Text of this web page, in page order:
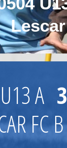
Lescar
U13 A 3
FC B